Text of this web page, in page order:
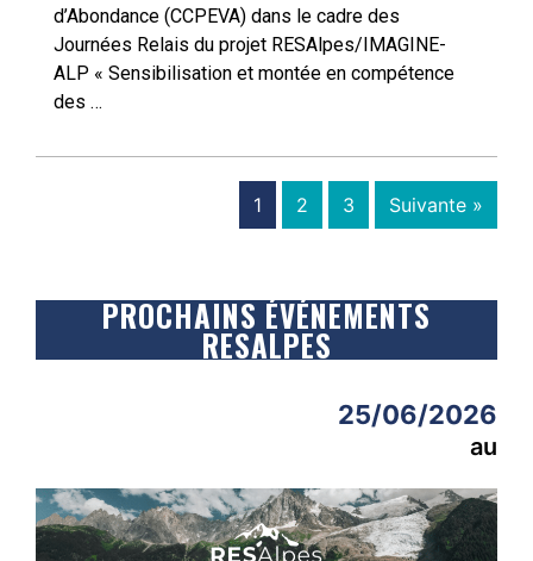
d’Abondance (CCPEVA) dans le cadre des
Journées Relais du projet RESAlpes/IMAGINE-
ALP « Sensibilisation et montée en compétence
des …
1 2 3 Suivante »
PROCHAINS ÉVÉNEMENTS
RESALPES
25/06/2026
au